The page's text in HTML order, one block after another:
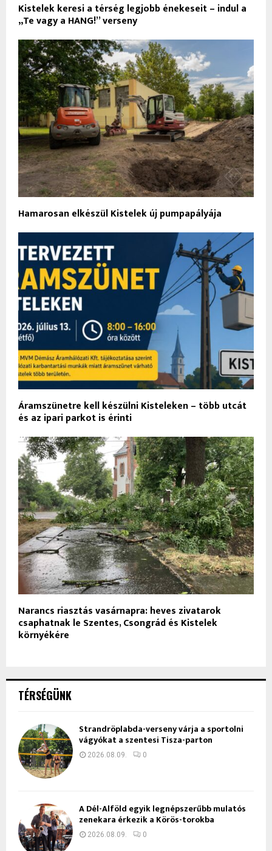
Kistelek keresi a térség legjobb énekeseit – indul a
„Te vagy a HANG!” verseny
Hamarosan elkészül Kistelek új pumpapályája
Áramszünetre kell készülni Kisteleken – több utcát
és az ipari parkot is érinti
Narancs riasztás vasárnapra: heves zivatarok
csaphatnak le Szentes, Csongrád és Kistelek
környékére
TÉRSÉGÜNK
Strandröplabda-verseny várja a sportolni
vágyókat a szentesi Tisza-parton
2026.08.09. 0
A Dél-Alföld egyik legnépszerűbb mulatós
zenekara érkezik a Körös-torokba
2026.08.09. 0